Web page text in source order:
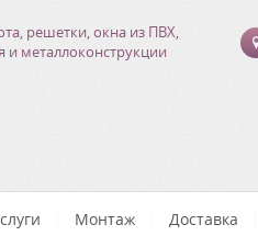
решетки, окна из ПВХ,
и металлоконструкции
Монтаж Доставка